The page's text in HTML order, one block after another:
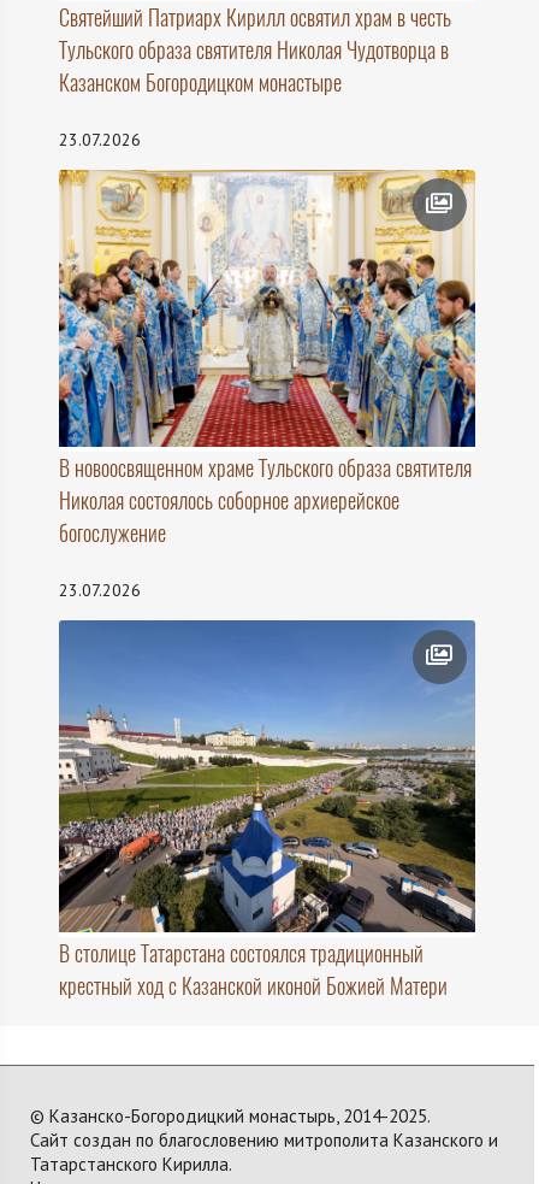
Святейший Патриарх Кирилл освятил храм в честь
Тульского образа святителя Николая Чудотворца в
Казанском Богородицком монастыре
23.07.2026
В новоосвященном храме Тульского образа святителя
Николая состоялось соборное архиерейское
богослужение
23.07.2026
В столице Татарстана состоялся традиционный
крестный ход с Казанской иконой Божией Матери
© Казанско-Богородицкий монастырь, 2014-2025.
Сайт создан по благословению митрополита Казанского и
Татарстанского Кирилла.